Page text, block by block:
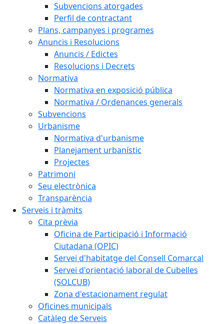
Subvencions atorgades
Perfil de contractant
Plans, campanyes i programes
Anuncis i Resolucions
Anuncis / Edictes
Resolucions i Decrets
Normativa
Normativa en exposició pública
Normativa / Ordenances generals
Subvencions
Urbanisme
Normativa d'urbanisme
Planejament urbanístic
Projectes
Patrimoni
Seu electrònica
Transparència
Serveis i tràmits
Cita prèvia
Oficina de Participació i Informació
Ciutadana (OPIC)
Servei d'habitatge del Consell Comarcal
Servei d'orientació laboral de Cubelles
(SOLCUB)
Zona d'estacionament regulat
Oficines municipals
Catàleg de Serveis